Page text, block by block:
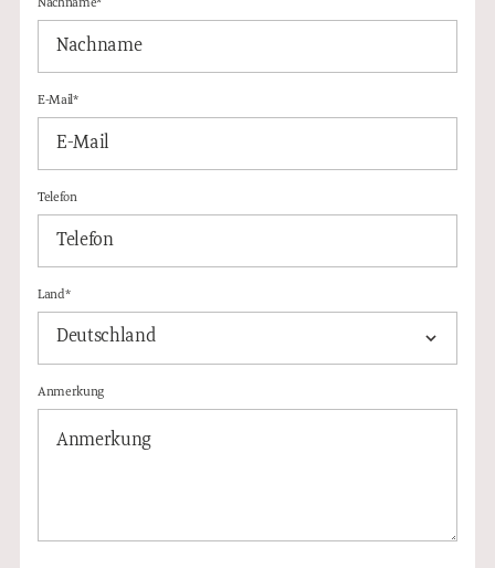
Nachname*
E-Mail*
Telefon
Land*
Deutschland
Anmerkung